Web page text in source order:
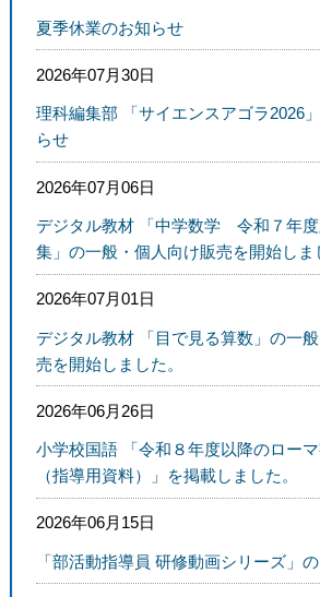
夏季休業のお知らせ
2026年07月30日
理科編集部 「サイエンスアゴラ2026
らせ
2026年07月06日
デジタル教材 「中学数学 令和７年
集」の一般・個人向け販売を開始しま
2026年07月01日
デジタル教材 「目で見る算数」の一
売を開始しました。
2026年06月26日
小学校国語 「令和８年度以降のロー
（指導用資料）」を掲載しました。
2026年06月15日
「部活動指導員 研修動画シリーズ」